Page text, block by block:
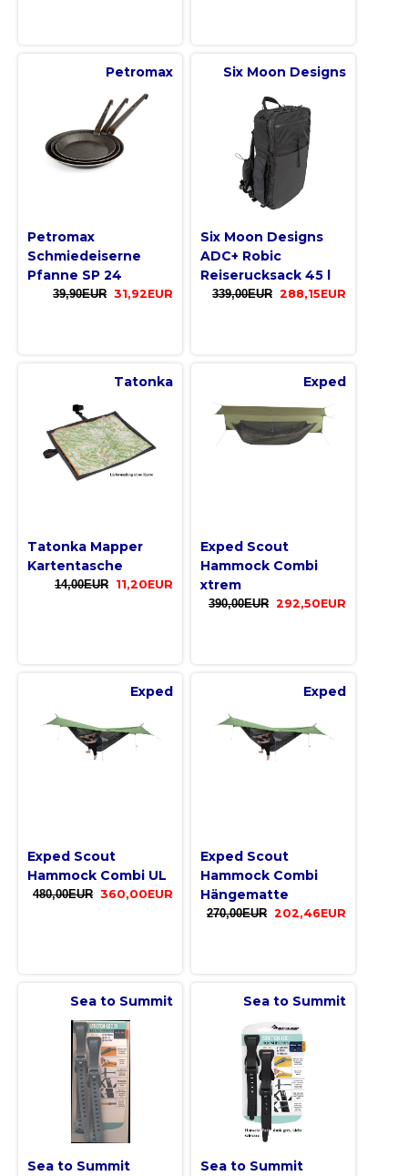
Petromax
Petromax
Schmiedeiserne
Pfanne SP 24
39,90EUR 31,92EUR
Six Moon Designs
Six Moon Designs
ADC+ Robic
Reiserucksack 45 l
339,00EUR 288,15EUR
Tatonka
Tatonka Mapper
Kartentasche
14,00EUR 11,20EUR
Exped
Exped Scout
Hammock Combi
xtrem
390,00EUR 292,50EUR
Exped
Exped Scout
Hammock Combi UL
480,00EUR 360,00EUR
Exped
Exped Scout
Hammock Combi
Hängematte
270,00EUR 202,46EUR
Sea to Summit
Sea to Summit
Sea to Summit
Sea to Summit